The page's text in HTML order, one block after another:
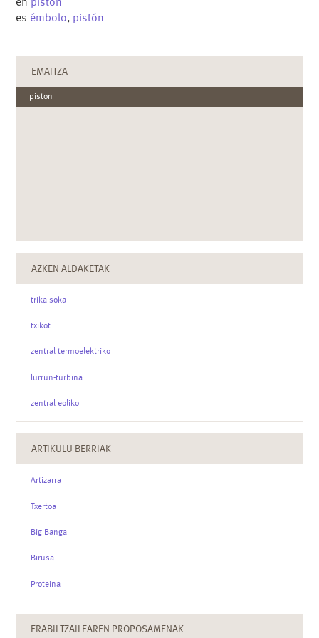
es émbolo, pistón
EMAITZA
piston
AZKEN ALDAKETAK
trika-soka
txikot
zentral termoelektriko
lurrun-turbina
zentral eoliko
ARTIKULU BERRIAK
Artizarra
Txertoa
Big Banga
Birusa
Proteina
ERABILTZAILEAREN PROPOSAMENAK